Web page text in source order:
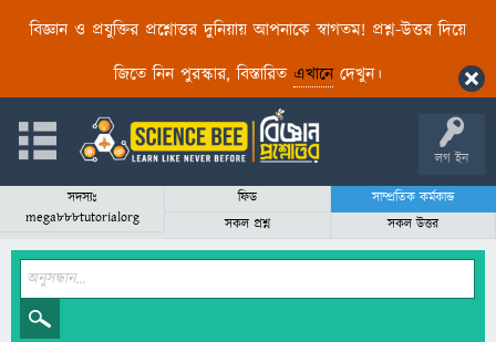
বিজ্ঞান ও প্রযুক্তির প্রশ্নোত্তর দুনিয়ায় আপনাকে স্বাগতম! প্রশ্ন-উত্তর দিয়ে
জিতে নিন পুরস্কার, বিস্তারিত এখানেদেখুন।
লগ ইন
সদস্যঃ
mega888tutorialorg
ফিড
সাম্প্রতিক কর্মকান্ড
সকল প্রশ্ন
সকল উত্তর